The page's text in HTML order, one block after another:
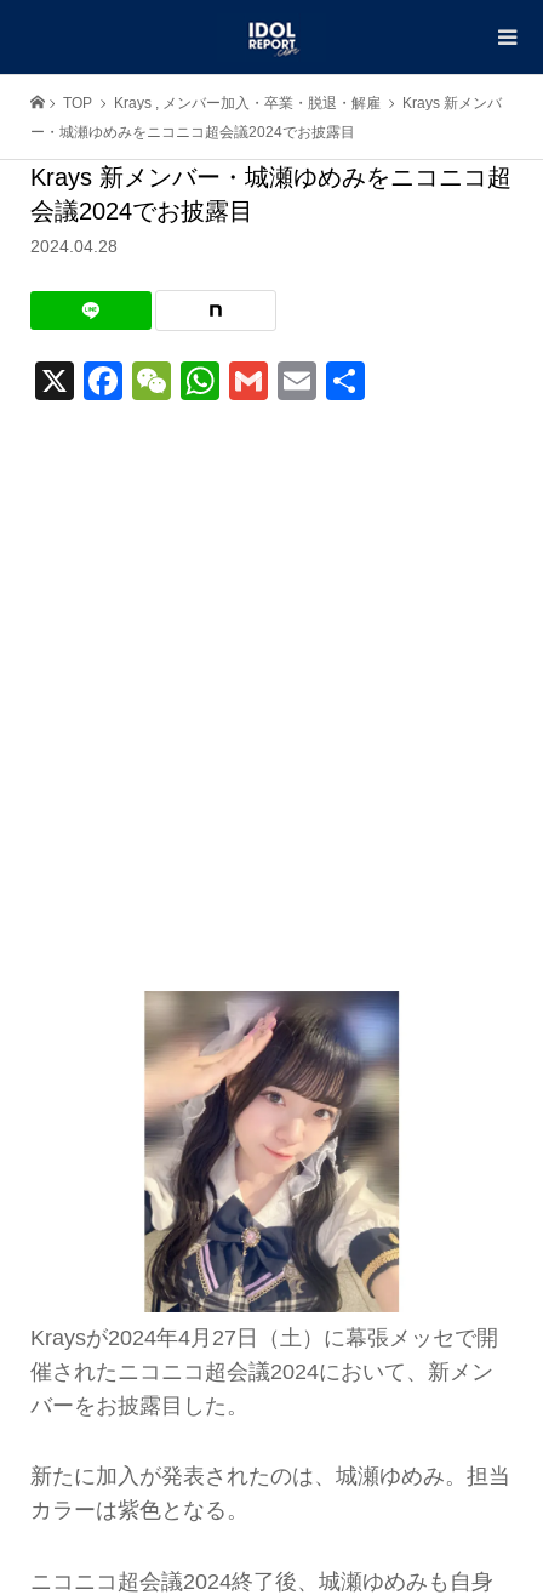
TOP Krays , メンバー加入・卒業・脱退・解雇
Krays 新メンバ
ー・城瀬ゆめみをニコニコ超会議2024でお披露目
Krays 新メンバー・城瀬ゆめみをニコニコ超
会議2024でお披露目
2024.04.28
X Facebook
WeChat
WhatsApp
GmailEmail
Kraysが2024年4月27日（土）に幕張メッセで開
催されたニコニコ超会議2024において、新メン
バーをお披露目した。
新たに加入が発表されたのは、城瀬ゆめみ。担当
カラーは紫色となる。
ニコニコ超会議2024終了後、城瀬ゆめみも自身